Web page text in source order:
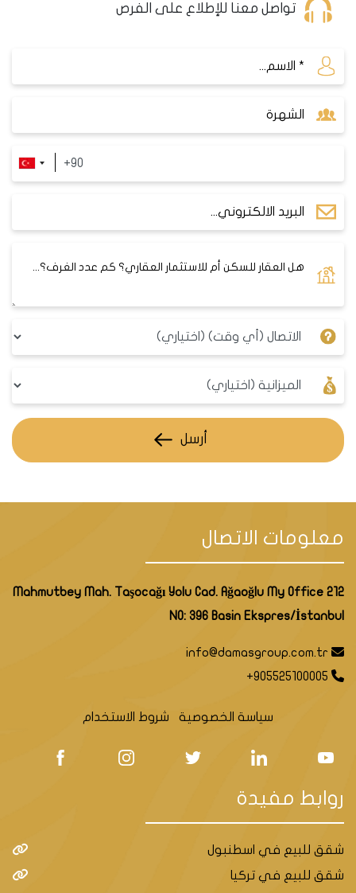
تواصل معنا للإطلاع على الفرص
أرسل
معلومات الاتصال
Mahmutbey Mah. Taşocağı Yolu Cad. Ağaoğlu My Office 212
NO: 396 Basin Ekspres/İstanbul
info@damasgroup.com.tr
+905525100005
سياسة الخصوصية شروط الاستخدام
روابط مفيدة
شقق للبيع في اسطنبول
شقق للبيع في تركيا